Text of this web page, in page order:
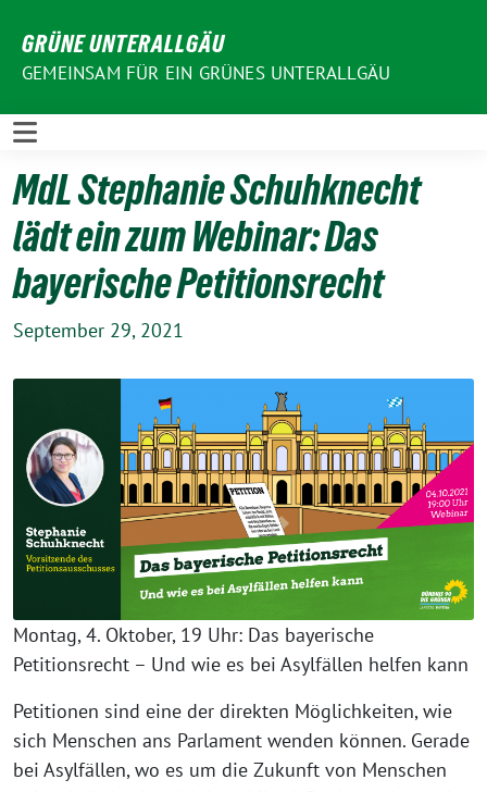
zum
Inhalt
GRÜNE UNTERALLGÄU
GEMEINSAM FÜR EIN GRÜNES UNTERALLGÄU
MdL Stephanie Schuhknecht
lädt ein zum Webinar: Das
bayerische Petitionsrecht
September 29, 2021
Montag, 4. Oktober, 19 Uhr: Das bayerische
Petitionsrecht – Und wie es bei Asylfällen helfen kann
Petitionen sind eine der direkten Möglichkeiten, wie
sich Menschen ans Parlament wenden können. Gerade
bei Asylfällen, wo es um die Zukunft von Menschen